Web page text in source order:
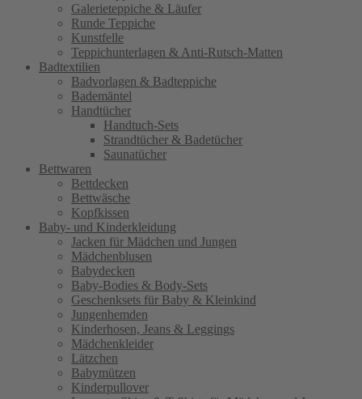
Galerieteppiche & Läufer
Runde Teppiche
Kunstfelle
Teppichunterlagen & Anti-Rutsch-Matten
Badtextilien
Badvorlagen & Badteppiche
Bademäntel
Handtücher
Handtuch-Sets
Strandtücher & Badetücher
Saunatücher
Bettwaren
Bettdecken
Bettwäsche
Kopfkissen
Baby- und Kinderkleidung
Jacken für Mädchen und Jungen
Mädchenblusen
Babydecken
Baby-Bodies & Body-Sets
Geschenksets für Baby & Kleinkind
Jungenhemden
Kinderhosen, Jeans & Leggings
Mädchenkleider
Lätzchen
Babymützen
Kinderpullover